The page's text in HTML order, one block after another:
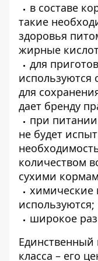
в составе
такие
здоровья
жирные
для
используются
для
дает бренду
при
не будет
количеством
сухими
химические
используются;
широкое
Единственный
класса – его